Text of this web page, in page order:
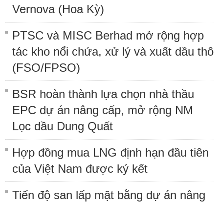
Vernova (Hoa Kỳ)
PTSC và MISC Berhad mở rộng hợp
tác kho nổi chứa, xử lý và xuất dầu thô
(FSO/FPSO)
BSR hoàn thành lựa chọn nhà thầu
EPC dự án nâng cấp, mở rộng NM
Lọc dầu Dung Quất
Hợp đồng mua LNG định hạn đầu tiên
của Việt Nam được ký kết
Tiến độ san lấp mặt bằng dự án nâng